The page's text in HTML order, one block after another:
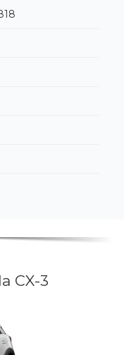
CX-3